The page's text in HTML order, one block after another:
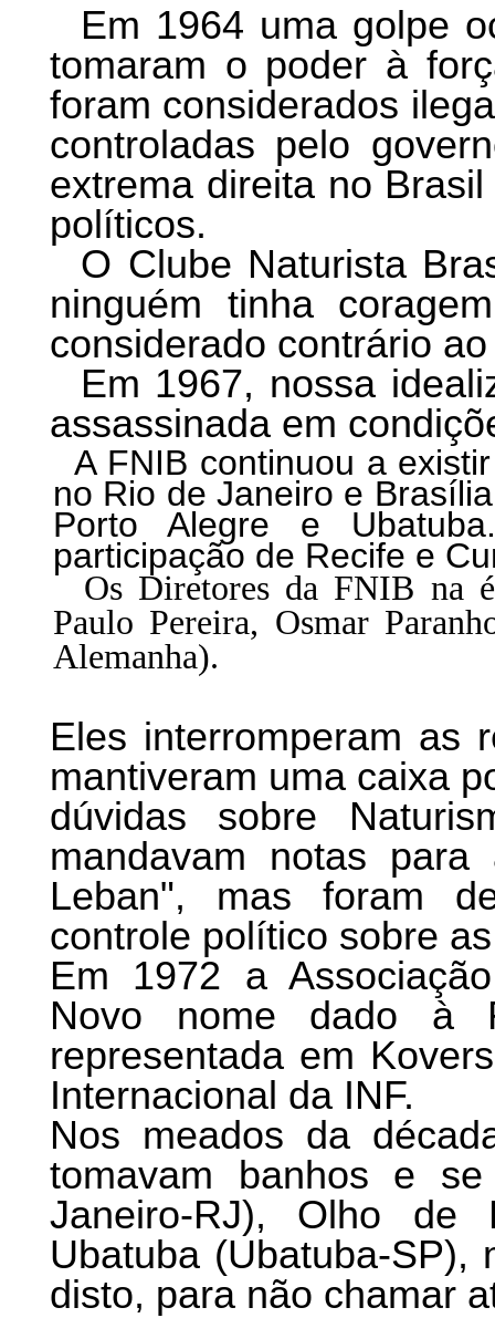
Em 1964 uma golpe
tomaram o poder à
foram considerados
controladas pelo
extrema direita no
políticos.
O Clube Naturista
ninguém tinha
considerado contrário
Em 1967, nossa
assassinada em
A FNIB continuou a
no Rio de Janeiro e
Porto Alegre e
participação de Recife e
Os Diretores da FNIB na
Paulo Pereira, Osmar
Alemanha).
Eles interromperam as
mantiveram uma caixa
dúvidas sobre
mandavam notas
Leban", mas foram
controle político sobre
Em 1972 a
Novo nome dado à
representada em
Internacional da INF.
Nos meados da
tomavam banhos e
Janeiro-RJ), Olho
Ubatuba (Ubatuba-SP),
disto, para não chamar